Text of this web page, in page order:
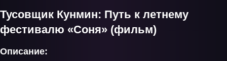
Тусовщик Кунмин: Путь к летнему
фестивалю «Соня» (фильм)
Описание: